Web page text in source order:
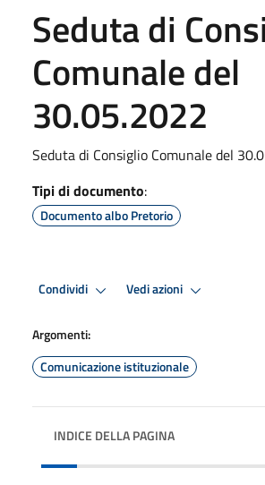
Seduta di
Comunale del
30.05.2022
Seduta di Consiglio Comunale del
Tipi di documento:
Documento albo Pretorio
Condividi Vedi azioni
Argomenti:
Comunicazione istituzionale
INDICE DELLA PAGINA